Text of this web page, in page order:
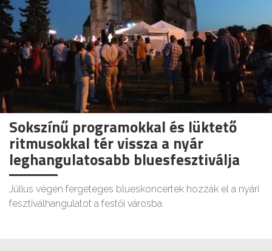
Sokszínű programokkal és lüktető
ritmusokkal tér vissza a nyár
leghangulatosabb bluesfesztiválja
Július végén fergeteges blueskoncertek hozzák el a nyári
fesztiválhangulatot a festői városba.